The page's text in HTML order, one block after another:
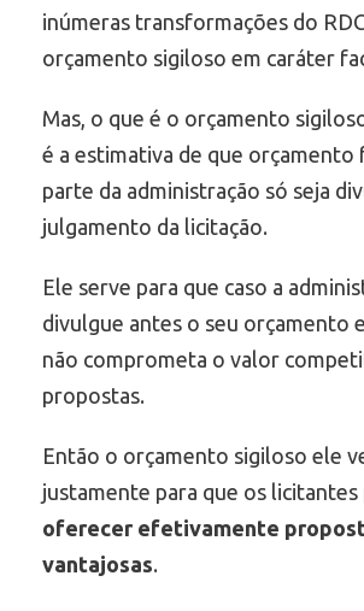
inúmeras transformações do
orçamento sigiloso em caráter
Mas, o que é o orçamento
é a estimativa de que
parte da administração só seja
julgamento da licitação.
Ele serve para que caso a
divulgue antes o seu orçamento
não comprometa o valor
propostas.
Então o orçamento sigiloso ele
justamente para que os licitantes
oferecer efetivamente
vantajosas.